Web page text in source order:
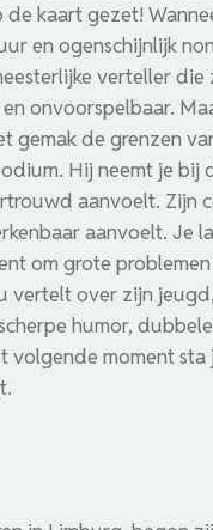
kaart gezet!
en ogenschijnlijk
verteller
onvoorspelbaar.
gemak de grenzen
Hij neemt je bij
aanvoelt. Zijn
aanvoelt. Je
om grote problemen
vertelt over zijn
humor,
volgende moment